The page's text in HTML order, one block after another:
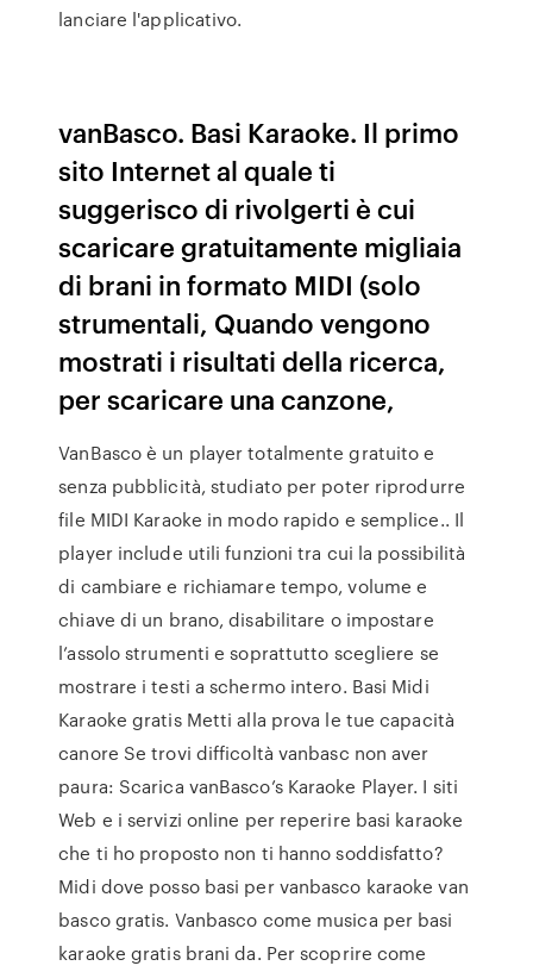
lanciare l'applicativo.
vanBasco. Basi Karaoke. Il primo
sito Internet al quale ti
suggerisco di rivolgerti è cui
scaricare gratuitamente migliaia
di brani in formato MIDI (solo
strumentali, Quando vengono
mostrati i risultati della ricerca,
per scaricare una canzone,
VanBasco è un player totalmente gratuito e
senza pubblicità, studiato per poter riprodurre
file MIDI Karaoke in modo rapido e semplice.. Il
player include utili funzioni tra cui la possibilità
di cambiare e richiamare tempo, volume e
chiave di un brano, disabilitare o impostare
l’assolo strumenti e soprattutto scegliere se
mostrare i testi a schermo intero. Basi Midi
Karaoke gratis Metti alla prova le tue capacità
canore Se trovi difficoltà vanbasc non aver
paura: Scarica vanBasco’s Karaoke Player. I siti
Web e i servizi online per reperire basi karaoke
che ti ho proposto non ti hanno soddisfatto?
Midi dove posso basi per vanbasco karaoke van
basco gratis. Vanbasco come musica per basi
karaoke gratis brani da. Per scoprire come